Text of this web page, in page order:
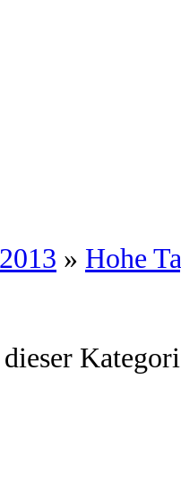
2013 » Hohe